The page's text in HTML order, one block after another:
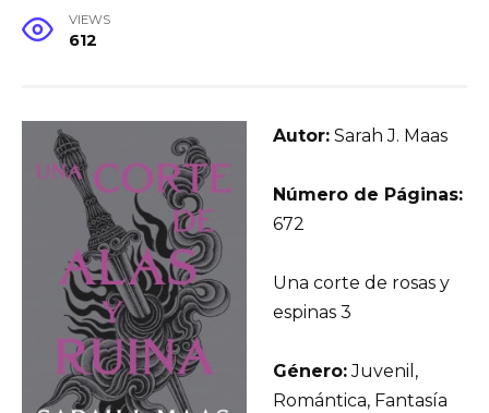
VIEWS
612
Autor: Sarah J. Maas
Número de Páginas:
672
Una corte de rosas y
espinas 3
Género:Juvenil,
Romántica, Fantasía